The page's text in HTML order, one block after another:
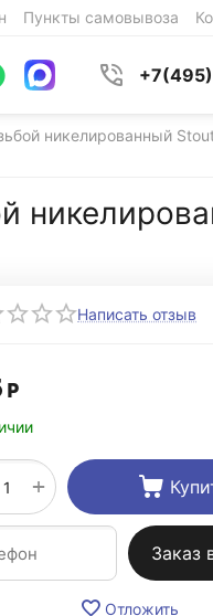
Пункты самовывоза
никелированный
Написать отзыв
Р
+
Заказ
Отложить